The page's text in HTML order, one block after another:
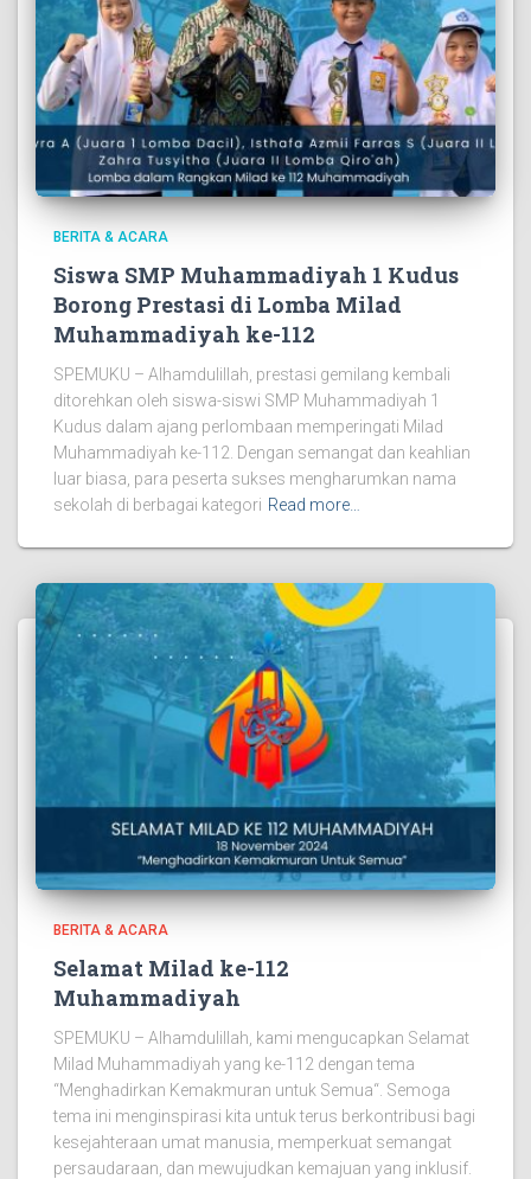
BERITA & ACARA
Siswa SMP Muhammadiyah 1 Kudus
Borong Prestasi di Lomba Milad
Muhammadiyah ke-112
SPEMUKU – Alhamdulillah, prestasi gemilang kembali
ditorehkan oleh siswa-siswi SMP Muhammadiyah 1
Kudus dalam ajang perlombaan memperingati Milad
Muhammadiyah ke-112. Dengan semangat dan keahlian
luar biasa, para peserta sukses mengharumkan nama
sekolah di berbagai kategori Read more…
BERITA & ACARA
Selamat Milad ke-112
Muhammadiyah
SPEMUKU – Alhamdulillah, kami mengucapkan Selamat
Milad Muhammadiyah yang ke-112 dengan tema
“Menghadirkan Kemakmuran untuk Semua“. Semoga
tema ini menginspirasi kita untuk terus berkontribusi bagi
kesejahteraan umat manusia, memperkuat semangat
persaudaraan, dan mewujudkan kemajuan yang inklusif.